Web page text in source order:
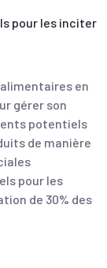
pour les inciter
en
gérer son
potentiels
de manière
pour les
de 30% des